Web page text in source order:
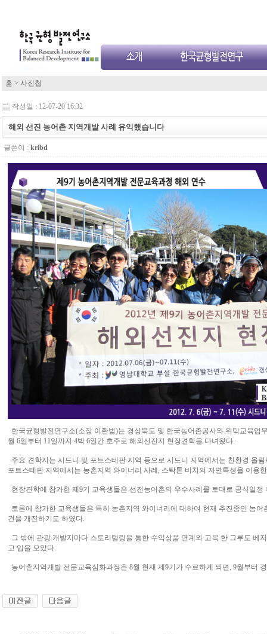
홈 > 사진첩
작성일 : 12-07-20 16:32
해외 선진 농어촌 지역개발 사례 유익했습니다
글쓴이 : kribd
한국균형발전연구소(소장 이환범)는 경상북도 및 한국농어촌공사와 위탁교육
월 6일부터 11일까지 4박 6일간 호주로 해외선진지 현장견학을 다녀왔다.
주요 견학지는 시드니 및 포트스테판 지역 등으로 시드니 지역에서는 친환경 올
포트스테판 지역에서는 농촌지역 와이너리 사례, 스탁톤 비치의 자연특성을 이
현장견학에 참가한 제9기 교육생들은 선진농어촌의 우수사례를 토대로 공식일
토론에 참가한 교육생들은 특히 농촌지역 와이너리에 대하여 현재 추진중인 농
견을 개진하기도 하였다.
그 밖에 관광 개발지마다 스토리텔링을 통한 수익상품 연계와 고목 한 그루도
고 입을 모았다.
농어촌지역개발 전문교육심화과정은 8월 현재 제9기가 수료하게 되면, 9월부터